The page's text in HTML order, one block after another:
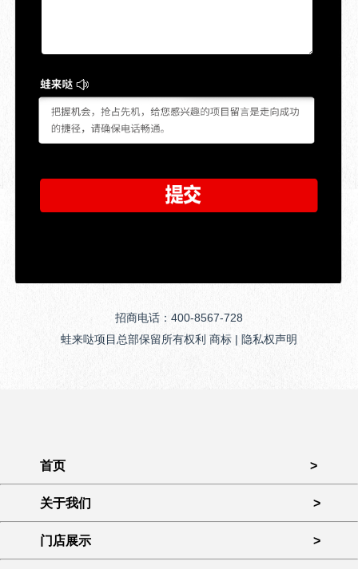
招商电话：400-8567-728
蛙来哒项目总部保留所有权利 商标 | 隐私权声明
首页 >
关于我们 >
门店展示 >